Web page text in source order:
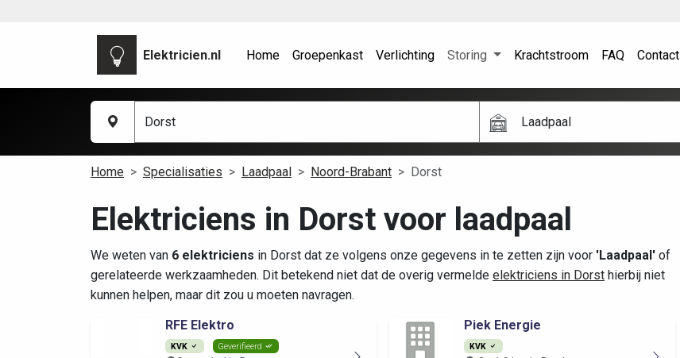
Elektricien.nl Home Groepenkast Verlichting Storing Krachtstroom FAQ Contact
Laadpaal
Home Specialisaties Laadpaal Noord-Brabant Dorst
Elektriciens in Dorst voor laadpaal
We weten van 6 elektriciens in Dorst dat ze volgens onze gegevens in te zetten zijn voor 'Laadpaal' of
gerelateerde werkzaamheden. Dit betekend niet dat de overig vermelde elektriciens in Dorst hierbij niet
kunnen helpen, maar dit zou u moeten navragen.
RFE Elektro
KVK Geverifieerd
Piek Energie
KVK